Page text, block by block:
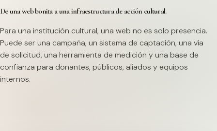
De una web bonita a una infraestructura de acción cultural.
Para una institución cultural, una web no es solo presencia.
Puede ser una campaña, un sistema de captación, una vía
de solicitud, una herramienta de medición y una base de
confianza para donantes, públicos, aliados y equipos
internos.